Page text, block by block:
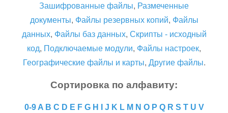
Зашифрованные файлы, Размеченные
документы, Файлы резервных копий, Файлы
данных, Файлы баз данных, Скрипты - исходный
код, Подключаемые модули, Файлы настроек,
Географические файлы и карты, Другие файлы.
Сортировка по алфавиту:
0-9 A B C D E F G H J K L M N O P Q R S T U V